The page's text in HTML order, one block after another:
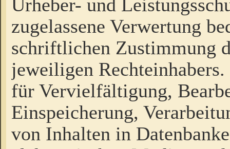
Urheber- und
zugelassene Verwertung
schriftlichen Zustimmung
jeweiligen
für Vervielfältigung,
Einspeicherung,
von Inhalten in